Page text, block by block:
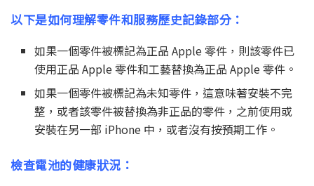
以下是如何理解零件和服務歷史記錄部分：
如果一個零件被標記為正品 Apple 零件，則該零件已
使用正品 Apple 零件和工藝替換為正品 Apple 零件。
如果一個零件被標記為未知零件，這意味著安裝不完
整，或者該零件被替換為非正品的零件，之前使用或
安裝在另一部 iPhone 中，或者沒有按預期工作。
檢查電池的健康狀況：